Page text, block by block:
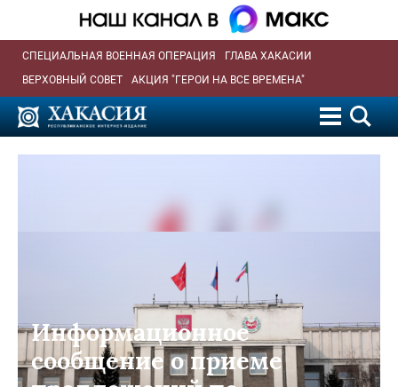
СПЕЦИАЛЬНАЯ ВОЕННАЯ ОПЕРАЦИЯ
ГЛАВА ХАКАСИИ
ВЕРХОВНЫЙ СОВЕТ
АКЦИЯ "ГЕРОИ НА ВСЕ ВРЕМЕНА"
Информационное
сообщение о приеме